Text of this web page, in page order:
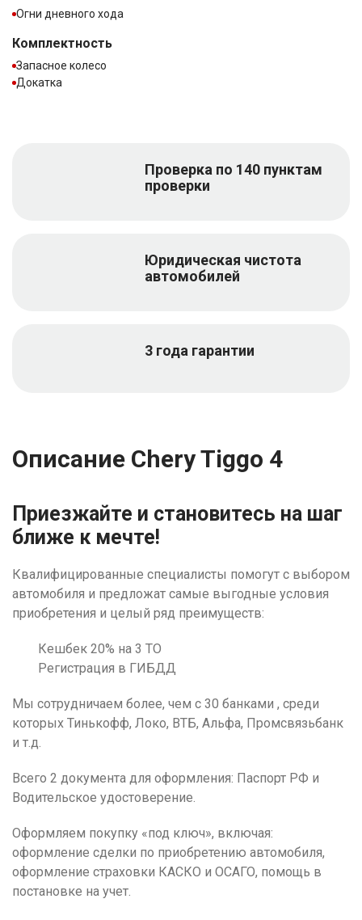
Огни дневного хода
Комплектность
Запасное колесо
Докатка
Проверка по 140 пунктам
проверки
Юридическая чистота
автомобилей
3 года гарантии
Описание Chery Tiggo 4
Приезжайте и становитесь на шаг
ближе к мечте!
Квалифицированные специалисты помогут с выбором
автомобиля и предложат самые выгодные условия
приобретения и целый ряд преимуществ:
Кешбек 20% на 3 ТО
Регистрация в ГИБДД
Мы сотрудничаем более, чем с 30 банками , среди
которых Тинькофф, Локо, ВТБ, Альфа, Промсвязьбанк
и т.д.
Всего 2 документа для оформления: Паспорт РФ и
Водительское удостоверение.
Оформляем покупку «под ключ», включая:
оформление сделки по приобретению автомобиля,
оформление страховки КАСКО и ОСАГО, помощь в
постановке на учет.